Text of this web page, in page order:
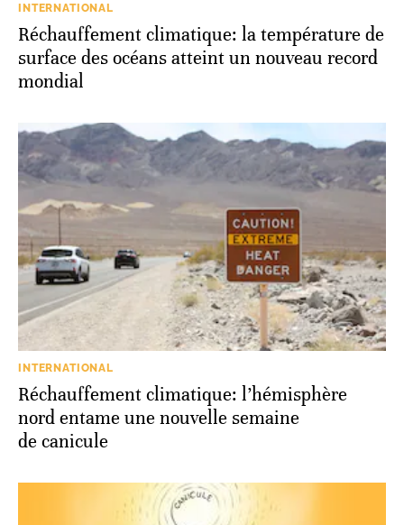
INTERNATIONAL
Réchauffement climatique: la température de
surface des océans atteint un nouveau record
mondial
INTERNATIONAL
Réchauffement climatique: l’hémisphère
nord entame une nouvelle semaine
de canicule